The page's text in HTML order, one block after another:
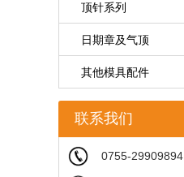
顶针系列
日期章及气顶
其他模具配件
联系我们
0755-29909894